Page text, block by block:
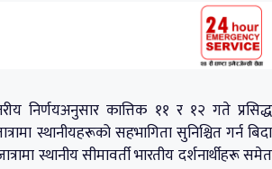
निर्णयअनुसार कात्तिक ११ र १२ गते प्रसिद्ध
स्थानीयहरूको सहभागिता सुनिश्चित गर्न बिदा
स्थानीय सीमावर्ती भारतीय दर्शनार्थीहरू समेत